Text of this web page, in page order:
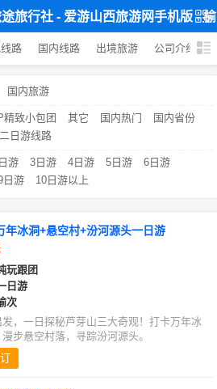
路 国内线路 出境旅游 公司介绍
国内旅游
精致小包团 其它 国内热门
国内省份
日游线路
游 3日游 4日游 5日游
6日游
日游 10日游以上
年冰洞+悬空村+汾河源头一日游
玩跟团
日游
次
发，一日探秘芦芽山三大奇观！打卡万年冰
步悬空村落，寻踪汾河源头。